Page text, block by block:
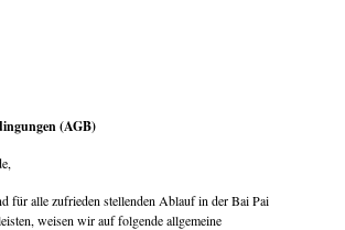
(AGB)
für alle zufrieden stellenden Ablauf in der Bai Pai
weisen wir auf folgende allgemeine